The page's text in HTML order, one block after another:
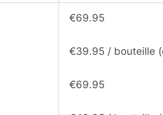
€69.95
€39.95 / bouteille
€69.95